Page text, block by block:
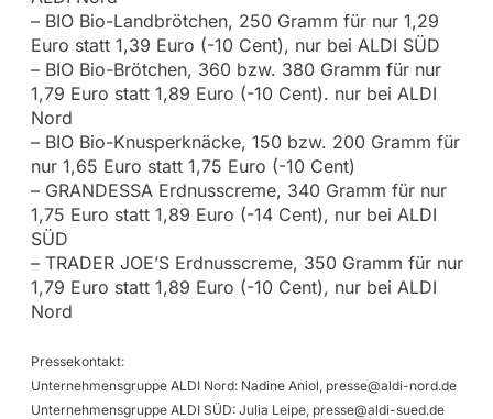
– BIO Bio-Landbrötchen, 250 Gramm für nur 1,29
Euro statt 1,39 Euro (-10 Cent), nur bei ALDI SÜD
– BIO Bio-Brötchen, 360 bzw. 380 Gramm für nur
1,79 Euro statt 1,89 Euro (-10 Cent). nur bei ALDI
Nord
– BIO Bio-Knusperknäcke, 150 bzw. 200 Gramm für
nur 1,65 Euro statt 1,75 Euro (-10 Cent)
– GRANDESSA Erdnusscreme, 340 Gramm für nur
1,75 Euro statt 1,89 Euro (-14 Cent), nur bei ALDI
SÜD
– TRADER JOE’S Erdnusscreme, 350 Gramm für nur
1,79 Euro statt 1,89 Euro (-10 Cent), nur bei ALDI
Nord
Pressekontakt:
Unternehmensgruppe ALDI Nord: Nadine Aniol, presse@aldi-nord.de
Unternehmensgruppe ALDI SÜD: Julia Leipe, presse@aldi-sued.de